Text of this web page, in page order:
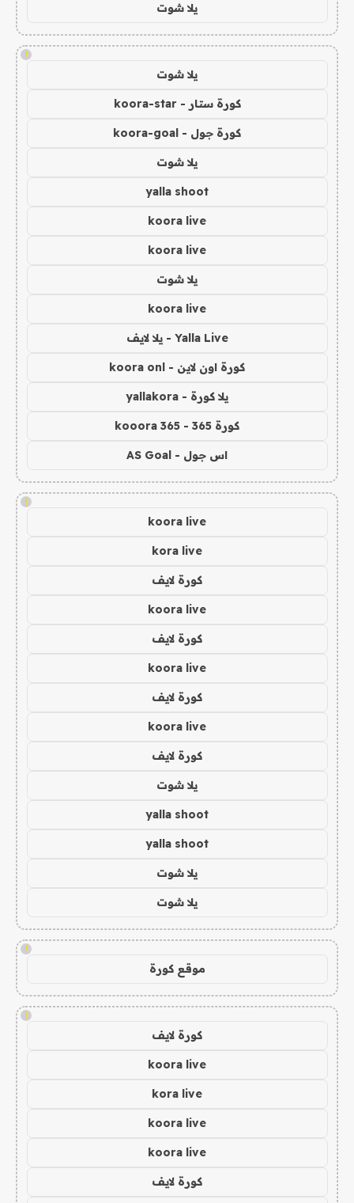
يلا شوت
!
يلا شوت
كورة ستار - koora-star
كورة جول - koora-goal
يلا شوت
yalla shoot
koora live
koora live
يلا شوت
koora live
Yalla Live - يلا لايف
كورة اون لاين - koora onl
يلا كورة - yallakora
كورة 365 - kooora 365
اس جول - AS Goal
!
koora live
kora live
كورة لايف
koora live
كورة لايف
koora live
كورة لايف
koora live
كورة لايف
يلا شوت
yalla shoot
yalla shoot
يلا شوت
يلا شوت
!
موقع كورة
!
كورة لايف
koora live
kora live
koora live
koora live
كورة لايف